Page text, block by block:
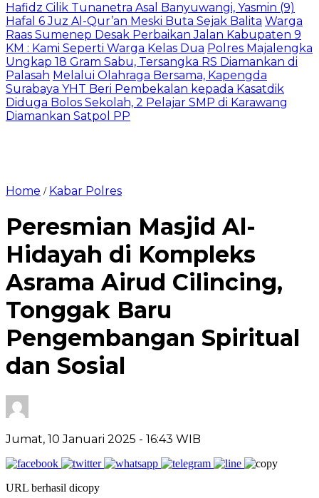
Hafidz Cilik Tunanetra Asal Banyuwangi, Yasmin (9)
Hafal 6 Juz Al-Qur’an Meski Buta Sejak Balita Warga
Raas Sumenep Desak Perbaikan Jalan Kabupaten 9
KM : Kami Seperti Warga Kelas Dua Polres Majalengka
Ungkap 18 Gram Sabu, Tersangka RS Diamankan di
Palasah Melalui Olahraga Bersama, Kapengda
Surabaya YHT Beri Pembekalan kepada Kasatdik
Diduga Bolos Sekolah, 2 Pelajar SMP di Karawang
Diamankan Satpol PP
Home / Kabar Polres
Peresmian Masjid Al-
Hidayah di Kompleks
Asrama Airud Cilincing,
Tonggak Baru
Pengembangan Spiritual
dan Sosial
Jumat, 10 Januari 2025 - 16:43 WIB
URL berhasil dicopy